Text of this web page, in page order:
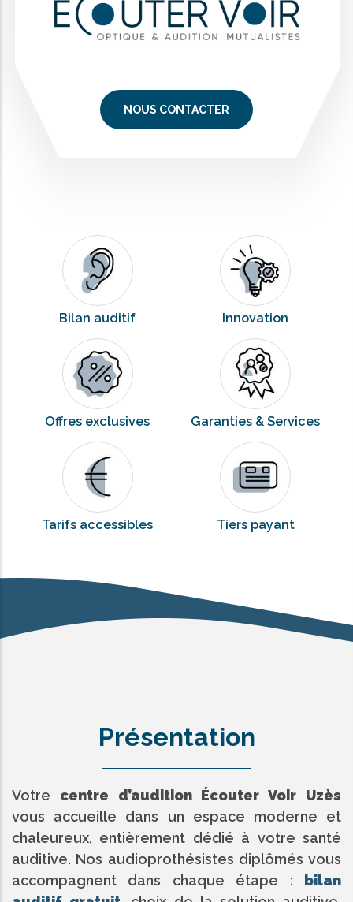
NOUS CONTACTER
Bilan auditif Innovation
Offres exclusives Garanties & Services
Tarifs accessibles Tiers payant
Présentation
Votre centre d’audition Écouter Voir Uzès
vous accueille dans un espace moderne et
chaleureux, entièrement dédié à votre santé
auditive. Nos audioprothésistes diplômés vous
accompagnent dans chaque étape :
bilan